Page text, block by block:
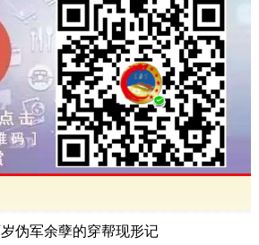
伪军余孽的穿帮现形记